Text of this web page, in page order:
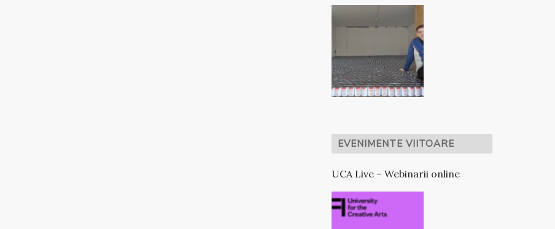
EVENIMENTE VIITOARE
UCA Live – Webinarii online